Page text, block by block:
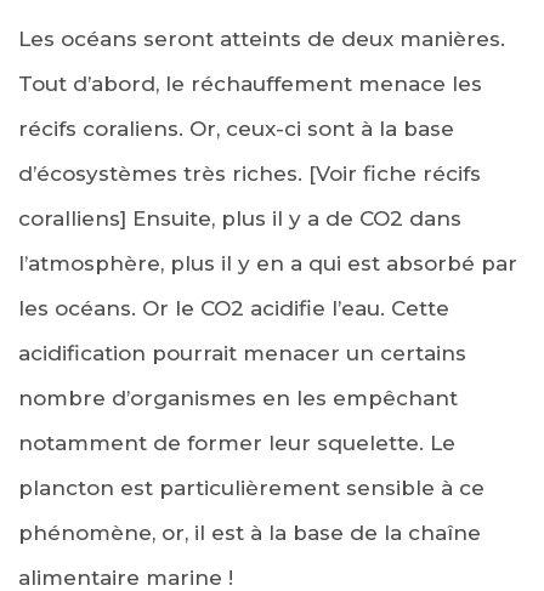
Les océans seront atteints de deux manières.
Tout d’abord, le réchauffement menace les
récifs coraliens. Or, ceux-ci sont à la base
d’écosystèmes très riches. [Voir fiche récifs
coralliens] Ensuite, plus il y a de CO2 dans
l’atmosphère, plus il y en a qui est absorbé par
les océans. Or le CO2 acidifie l’eau. Cette
acidification pourrait menacer un certains
nombre d’organismes en les empêchant
notamment de former leur squelette. Le
plancton est particulièrement sensible à ce
phénomène, or, il est à la base de la chaîne
alimentaire marine !